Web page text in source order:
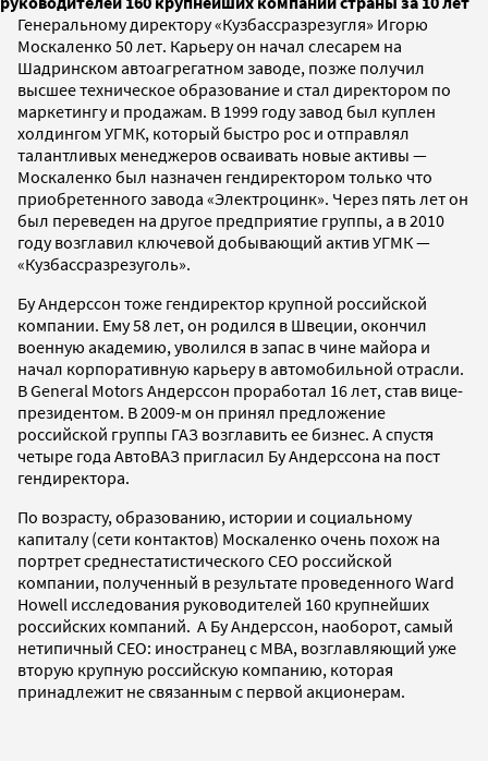
Генеральному директору «Кузбассразрезугля» Игорю
Москаленко 50 лет. Карьеру он начал слесарем на
Шадринском автоагрегатном заводе, позже получил
высшее техническое образование и стал директором по
маркетингу и продажам. В 1999 году завод был куплен
холдингом УГМК, который быстро рос и отправлял
талантливых менеджеров осваивать новые активы —
Москаленко был назначен гендиректором только что
приобретенного завода «Электроцинк». Через пять лет он
был переведен на другое предприятие группы, а в 2010
году возглавил ключевой добывающий актив УГМК —
«Кузбассразрезуголь».
Бу Андерссон тоже гендиректор крупной российской
компании. Ему 58 лет, он родился в Швеции, окончил
военную академию, уволился в запас в чине майора и
начал корпоративную карьеру в автомобильной отрасли.
В General Motors Андерссон проработал 16 лет, став вице-
президентом. В 2009-м он принял предложение
российской группы ГАЗ возглавить ее бизнес. А спустя
четыре года АвтоВАЗ пригласил Бу Андерссона на пост
гендиректора.
По возрасту, образованию, истории и социальному
капиталу (сети контактов) Москаленко очень похож на
портрет среднестатистического СЕО российской
компании, полученный в результате проведенного Ward
Howell исследования руководителей 160 крупнейших
российских компаний. А Бу Андерссон, наоборот, самый
нетипичный CEO: иностранец с MBA, возглавляющий уже
вторую крупную российскую компанию, которая
принадлежит не связанным с первой акционерам.